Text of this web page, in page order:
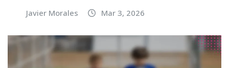
Javier Morales Mar 3, 2026